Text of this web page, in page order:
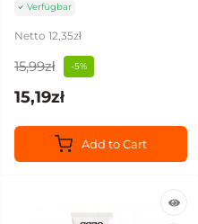
Verfügbar
Netto 12,35zł
15,99zł -5%
15,19zł
Add to Cart